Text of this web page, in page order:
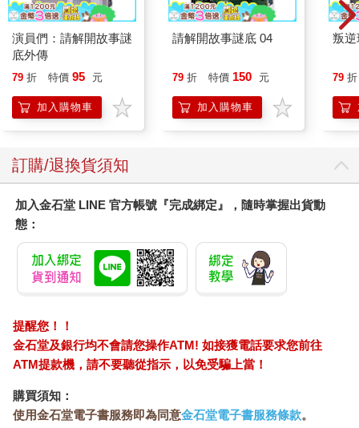
那麼笑聲是誰的？
陳子謙看了看恍若未聞的兩人，還是其實是自己聽錯了？
他回頭望了望身後那條空蕩蕩的產業道路，照說再怎麼樣，三人
走了快一小時，也不該像今天這樣一台車都沒經過。
那越來越明亮的陽光，他可能會索性提議提早下山。
下內心的焦慮，好像摸到了零錢包上的神明畫像，就能滿足一些
保平安的期待。
「可能是因為天氣不穩定吧。」小美輕輕一笑，像是想讓氣氛輕
鬆些：「氣壓低還怎麼樣的，小動物都回去休息啦。」
氣象：「入夜之後可能起霧、下雨機率低，但這應該沒什麼關
聯。」
心裡卻一邊暗罵，前一晚睡覺不睡覺，看什麼媽佛版？搞得自己
今天一大早就心神不寧。
演員們：請解開故事謎
底外傳
79 折 特價 95 元
加入購物車
請解開故事謎底 04
79 折 特價 150 元
加入購物車
叛逆
79 折
訂購/退換貨須知
加入金石堂 LINE 官方帳號『完成綁定』，隨時掌握出貨動
態：
提醒您！！
金石堂及銀行均不會請您操作ATM! 如接獲電話要求您前往
ATM提款機，請不要聽從指示，以免受騙上當！
購買須知：
使用金石堂電子書服務即為同意金石堂電子書服務條款。